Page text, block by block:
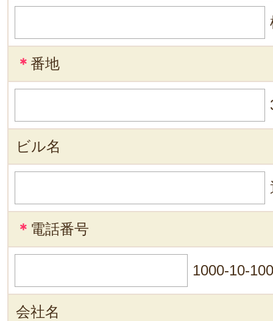
＊ 番地
ビル名
＊ 電話番号
1000-10-
会社名